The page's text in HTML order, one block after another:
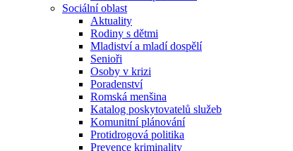
Sociální oblast
Aktuality
Rodiny s dětmi
Mladiství a mladí dospělí
Senioři
Osoby v krizi
Poradenství
Romská menšina
Katalog poskytovatelů služeb
Komunitní plánování
Protidrogová politika
Prevence kriminality